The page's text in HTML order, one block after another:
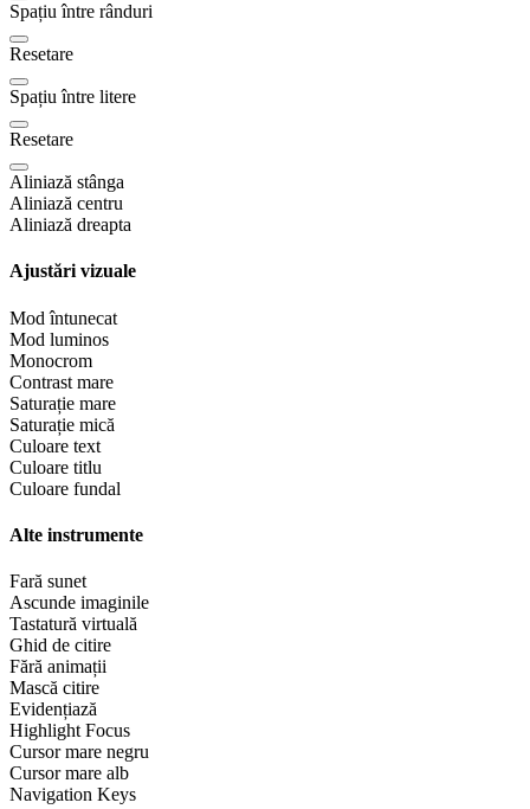
Spațiu între rânduri
Resetare
Spațiu între litere
Resetare
Aliniază stânga
Aliniază centru
Aliniază dreapta
Ajustări vizuale
Mod întunecat
Mod luminos
Monocrom
Contrast mare
Saturație mare
Saturație mică
Culoare text
Culoare titlu
Culoare fundal
Alte instrumente
Fară sunet
Ascunde imaginile
Tastatură virtuală
Ghid de citire
Fără animații
Mască citire
Evidențiază
Highlight Focus
Cursor mare negru
Cursor mare alb
Navigation Keys